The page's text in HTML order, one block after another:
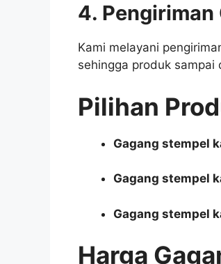
4. Pengiriman
Kami melayani
sehingga produk
Pilihan
Gagang stempel
Gagang stempel
Gagang stempel
Harga